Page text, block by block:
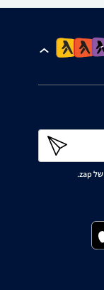
של zap.